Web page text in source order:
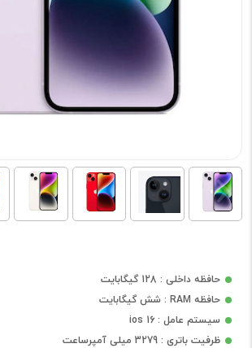
حافظه داخلی : 128 گیگابایت
حافظه RAM : شش گیگابایت
سیستم عامل : ios 16
ظرفیت باتری : 3279 میلی آمپرساعت